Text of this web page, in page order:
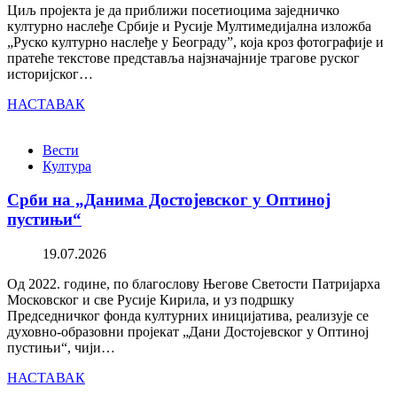
Циљ пројекта је да приближи посетиоцима заједничко
културно наслеђе Србије и Русије Мултимедијална изложба
„Руско културно наслеђе у Београду”, која кроз фотографије и
пратеће текстове представља најзначајније трагове руског
историјског…
НАСТАВАК
Вести
Култура
Срби на „Данима Достојевског у Оптиној
пустињи“
19.07.2026
Од 2022. године, по благослову Његове Светости Патријарха
Московског и све Русије Кирила, и уз подршку
Председничког фонда културних иницијатива, реализује се
духовно-образовни пројекат „Дани Достојевског у Оптиној
пустињи“, чији…
НАСТАВАК